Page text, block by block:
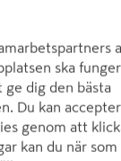
ska
dig den bästa
Du kan
genom att
kan du när